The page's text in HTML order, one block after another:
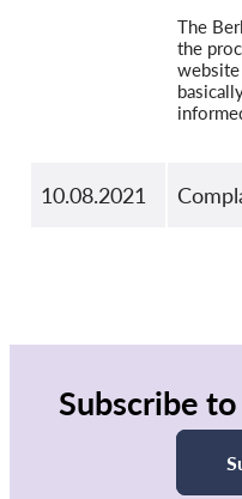
The
the
10.08.2021
Subscribe